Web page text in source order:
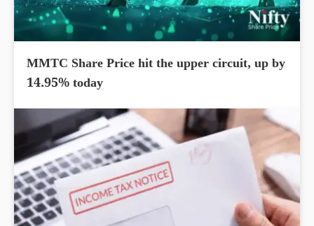
MMTC Share Price hit the upper circuit, up by
14.95% today